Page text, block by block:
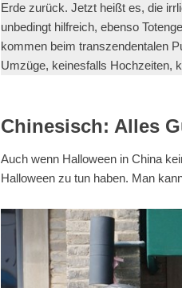
Erde zurück. Jetzt heißt es, die
unbedingt hilfreich, ebenso
kommen beim transzendentalen
Umzüge, keinesfalls Hochzeiten,
Chinesisch: Alles
Auch wenn Halloween in China
Halloween zu tun haben. Man